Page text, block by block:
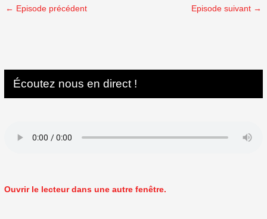
← Episode précédent Episode suivant →
Écoutez nous en direct !
Ouvrir le lecteur dans une autre fenêtre.